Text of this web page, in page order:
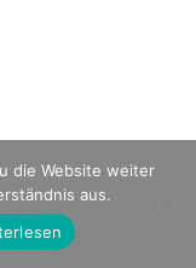
die Website weiter
aus.